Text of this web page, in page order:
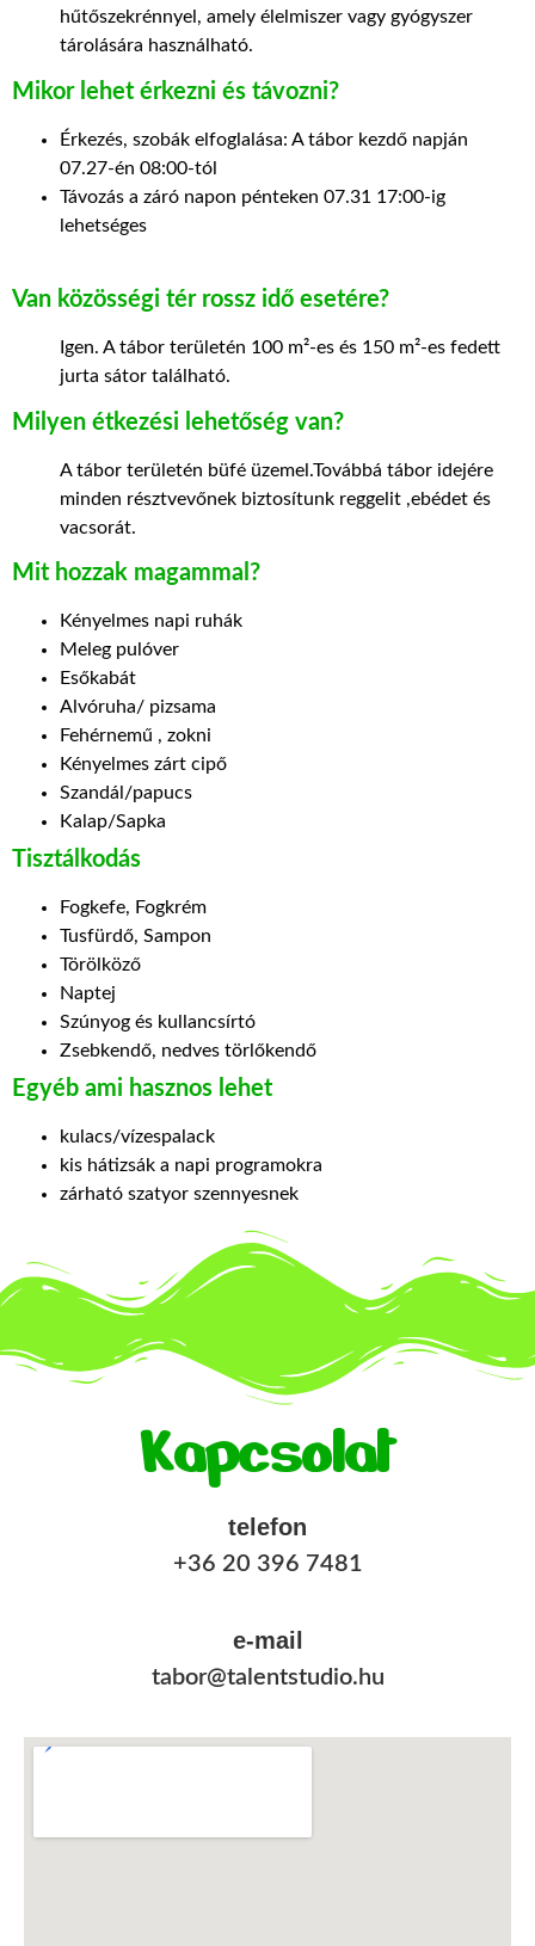
hűtőszekrénnyel, amely élelmiszer vagy gyógyszer
tárolására használható.
Mikor lehet érkezni és távozni?
Érkezés, szobák elfoglalása: A tábor kezdő napján
07.27-én 08:00-tól
Távozás a záró napon pénteken 07.31 17:00-ig
lehetséges
Van közösségi tér rossz idő esetére?
Igen. A tábor területén 100 m²-es és 150 m²-es fedett
jurta sátor található.
Milyen étkezési lehetőség van?
A tábor területén büfé üzemel.Továbbá tábor idejére
minden résztvevőnek biztosítunk reggelit ,ebédet és
vacsorát.
Mit hozzak magammal?
Kényelmes napi ruhák
Meleg pulóver
Esőkabát
Alvóruha/ pizsama
Fehérnemű , zokni
Kényelmes zárt cipő
Szandál/papucs
Kalap/Sapka
Tisztálkodás
Fogkefe, Fogkrém
Tusfürdő, Sampon
Törölköző
Naptej
Szúnyog és kullancsírtó
Zsebkendő, nedves törlőkendő
Egyéb ami hasznos lehet
kulacs/vízespalack
kis hátizsák a napi programokra
zárható szatyor szennyesnek
Kapcsolat
telefon
+36 20 396 7481
e-mail
tabor@talentstudio.hu